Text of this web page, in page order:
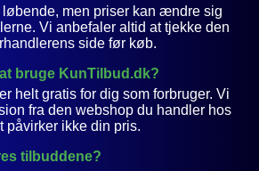
men priser kan ændre sig
Vi anbefaler altid at tjekke den
side før køb.
bruge KunTilbud.dk?
helt gratis for dig som forbruger. Vi
fra den webshop du handler hos
påvirker ikke din pris.
tilbuddene?